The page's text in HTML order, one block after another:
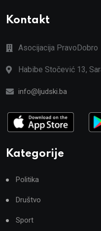
Kontakt
Asocijacija PravoDobro
Habibe Stočević 13,
info@ljudski.ba
Kategorije
Politika
Društvo
Sport